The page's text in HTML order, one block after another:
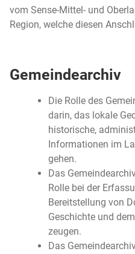
vom Sense-Mittel- und
Region, welche diesen
Gemeindearchiv
Die Rolle des
darin, das lokale
historische,
Informationen im
gehen.
Das
Rolle bei der
Bereitstellung von
Geschichte und
zeugen.
Das